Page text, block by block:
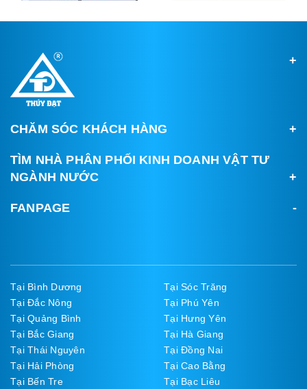
CHĂM SÓC KHÁCH HÀNG
TÌM NHÀ PHÂN PHỐI KINH DOANH VẬT TƯ
NGÀNH NƯỚC
FANPAGE
Tại Bình Dương
Tại Sóc Trăng
Tại Đắc Nông
Tại Phú Yên
Tại Quảng Bình
Tại Hưng Yên
Tại Bắc Giang
Tại Hà Giang
Tại Thái Nguyên
Tại Đồng Nai
Tại Hải Phòng
Tại Cao Bằng
Tại Bến Tre
Tại Bạc Liêu